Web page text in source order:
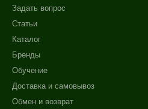
Задать вопрос
Статьи
Каталог
Бренды
Обучение
Доставка и самовывоз
Обмен и возврат